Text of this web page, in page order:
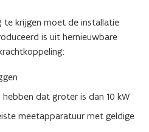
w
v
e
r
)
te krijgen moet de installatie
is uit hernieuwbare
dat groter is dan 10 kW
meetapparatuur met geldige